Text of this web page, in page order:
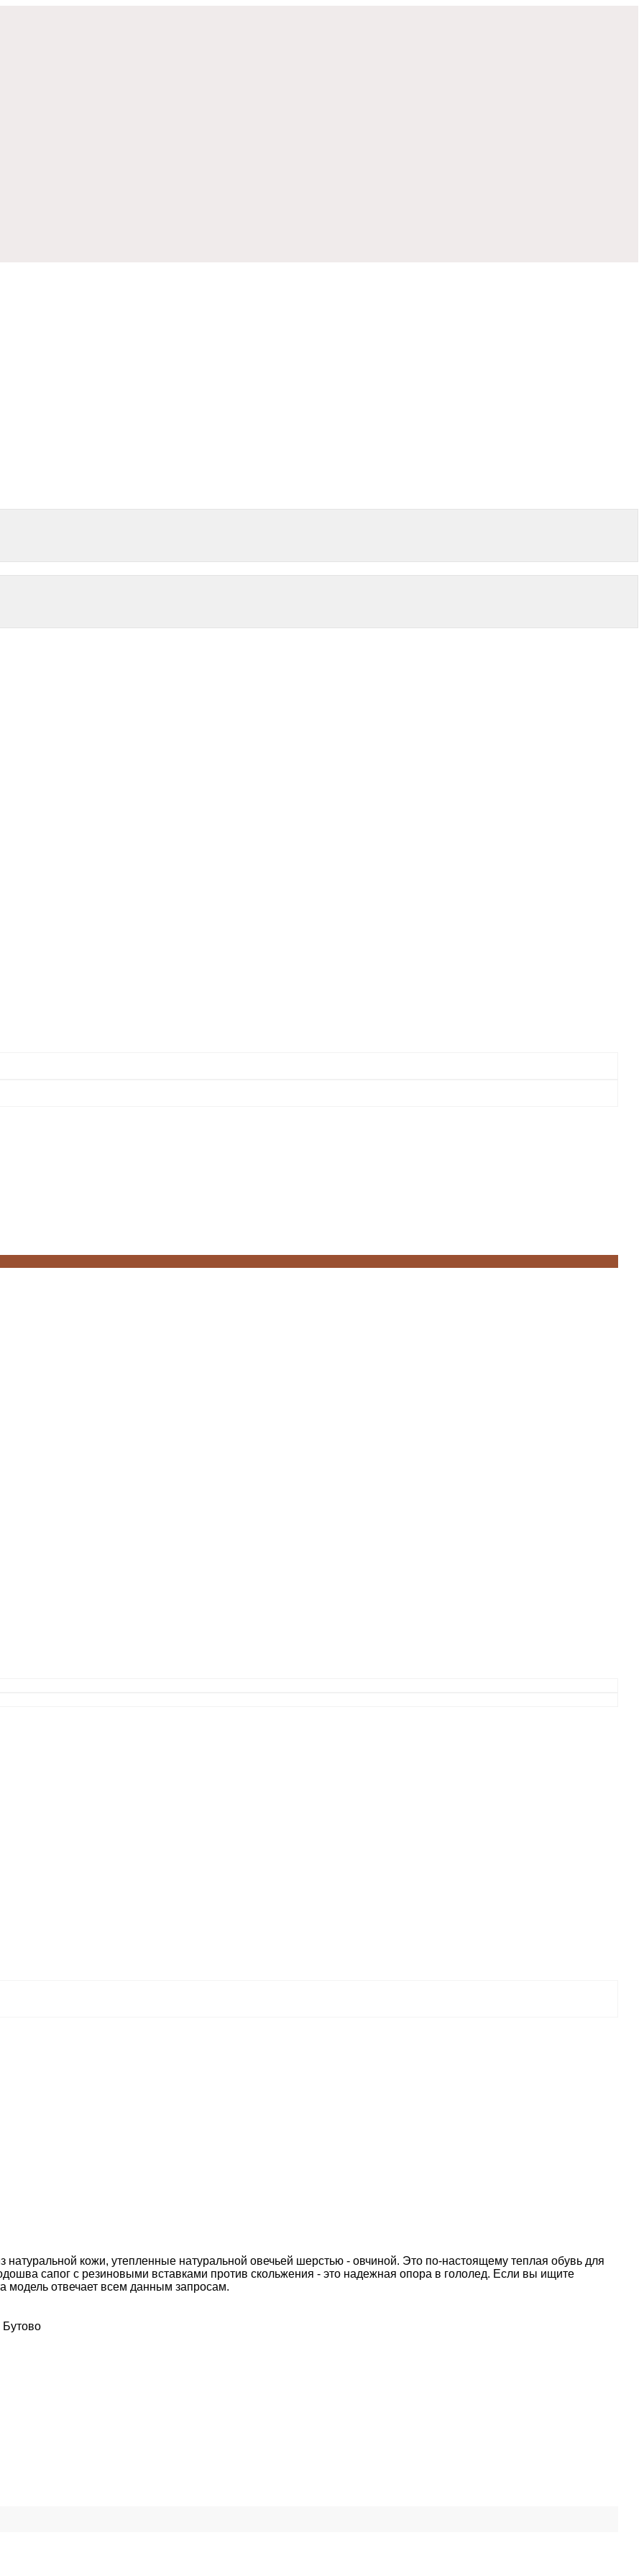
супергерои
взрослых
натуральной кожи, утепленные натуральной овечьей шерстью - овчиной. Это по-настоящему теплая обувь для
сапог с резиновыми вставками против скольжения - это надежная опора в гололед. Если вы ищите
модель отвечает всем данным запросам.